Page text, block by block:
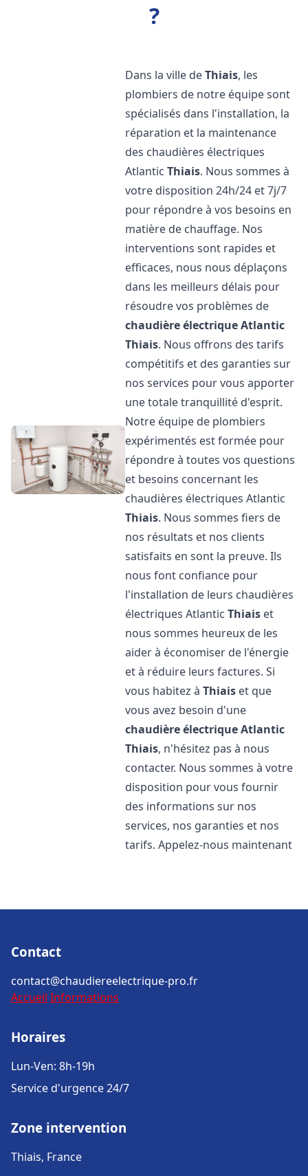
?
Dans la ville deThiais, les
plombiers de notre équipe sont
spécialisés dans l'installation, la
réparation et la maintenance
des chaudières électriques
AtlanticThiais. Nous sommes à
votre disposition 24h/24 et 7j/7
pour répondre à vos besoins en
matière de chauffage. Nos
interventions sont rapides et
efficaces, nous nous déplaçons
dans les meilleurs délais pour
résoudre vos problèmes de
chaudière électrique Atlantic
Thiais. Nous offrons des tarifs
compétitifs et des garanties sur
nos services pour vous apporter
une totale tranquillité d'esprit.
Notre équipe de plombiers
expérimentés est formée pour
répondre à toutes vos questions
et besoins concernant les
chaudières électriques Atlantic
Thiais. Nous sommes fiers de
nos résultats et nos clients
satisfaits en sont la preuve. Ils
nous font confiance pour
l'installation de leurs chaudières
électriques AtlanticThiais et
nous sommes heureux de les
aider à économiser de l'énergie
et à réduire leurs factures. Si
vous habitez àThiais et que
vous avez besoin d'une
chaudière électrique Atlantic
Thiais, n'hésitez pas à nous
contacter. Nous sommes à votre
disposition pour vous fournir
des informations sur nos
services, nos garanties et nos
tarifs. Appelez-nous maintenant
Contact
contact@chaudiereelectrique-pro.fr
Accueil Informations
Horaires
Lun-Ven: 8h-19h
Service d'urgence 24/7
Zone intervention
Thiais, France